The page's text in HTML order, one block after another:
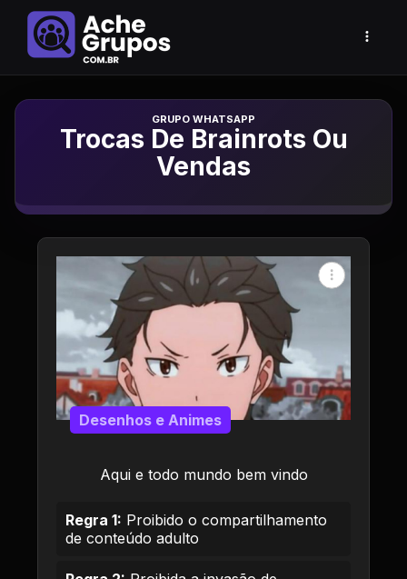
Grupo de Whatsapp
Trocas De Brainrots Ou
Vendas
Aqui e todo mundo bem vindo
Desenhos e Animes
Regra 1: Proibido o compartilhamento
de conteúdo adulto